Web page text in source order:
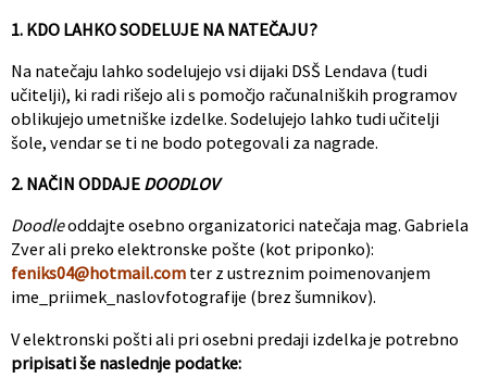
1. KDO LAHKO SODELUJE NA NATEČAJU?
Na natečaju lahko sodelujejo vsi dijaki DSŠ Lendava (tudi
učitelji), ki radi rišejo ali s pomočjo računalniških programov
oblikujejo umetniške izdelke. Sodelujejo lahko tudi učitelji
šole, vendar se ti ne bodo potegovali za nagrade.
2. NAČIN ODDAJE DOODLOV
Doodleoddajte osebno organizatorici natečaja mag. Gabriela
Zver ali preko elektronske pošte (kot priponko):
feniks04@hotmail.com ter z ustreznim poimenovanjem
ime_priimek_naslovfotografije (brez šumnikov).
V elektronski pošti ali pri osebni predaji izdelka je potrebno
pripisati še naslednje podatke: